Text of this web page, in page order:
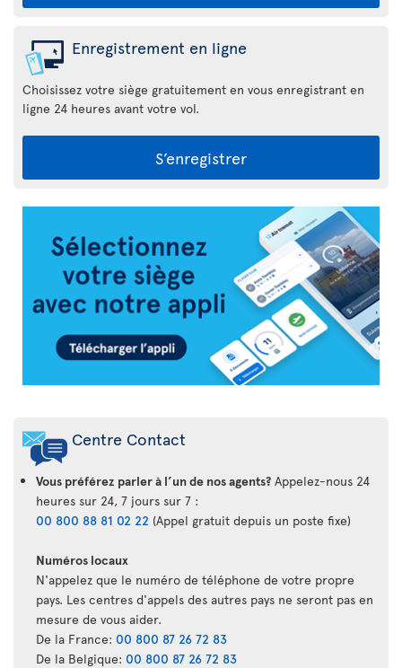
Enregistrement en ligne
Choisissez votre siège gratuitement en vous enregistrant en
ligne 24 heures avant votre vol.
S’enregistrer
Transat
Centre Contact
Vous préférez parler à l’un de nos agents? Appelez-nous 24
heures sur 24, 7 jours sur 7 :
00 800 88 81 02 22 (Appel gratuit depuis un poste fixe)
Numéros locaux
N'appelez que le numéro de téléphone de votre propre
pays. Les centres d'appels des autres pays ne seront pas en
mesure de vous aider.
De la France: 00 800 87 26 72 83
De la Belgique: 00 800 87 26 72 83